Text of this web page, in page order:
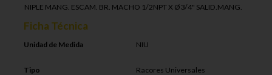
NIPLE MANG. ESCAM. BR. MACHO 1/2NPT X Ø3/4" SALID.MANG.
Ficha Técnica
Unidad de Medida NIU
Tipo Racores Universales